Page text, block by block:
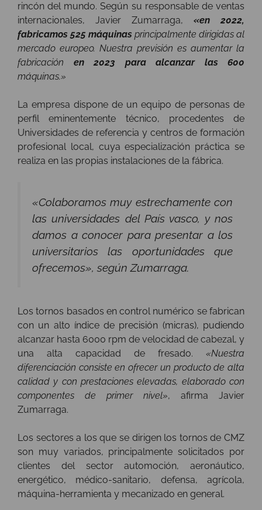
rincón del mundo. Según su responsable de ventas
internacionales, Javier Zumarraga, «en 2022,
fabricamos 525 máquinas principalmente dirigidas al
mercado europeo. Nuestra previsión es aumentar la
fabricación en 2023 para alcanzar las 600
máquinas.»
La empresa dispone de un equipo de personas de
perfil eminentemente técnico, procedentes de
Universidades de referencia y centros de formación
profesional local, cuya especialización práctica se
realiza en las propias instalaciones de la fábrica.
«Colaboramos muy estrechamente con
las universidades del País vasco, y nos
damos a conocer para presentar a los
universitarios las oportunidades que
ofrecemos», según Zumarraga.
Los tornos basados en control numérico se fabrican
con un alto índice de precisión (micras), pudiendo
alcanzar hasta 6000 rpm de velocidad de cabezal, y
una alta capacidad de fresado. «Nuestra
diferenciación consiste en ofrecer un producto de alta
calidad y con prestaciones elevadas, elaborado con
componentes de primer nivel», afirma Javier
Zumarraga.
Los sectores a los que se dirigen los tornos de CMZ
son muy variados, principalmente solicitados por
clientes del sector automoción, aeronáutico,
energético, médico-sanitario, defensa, agrícola,
máquina-herramienta y mecanizado en general.